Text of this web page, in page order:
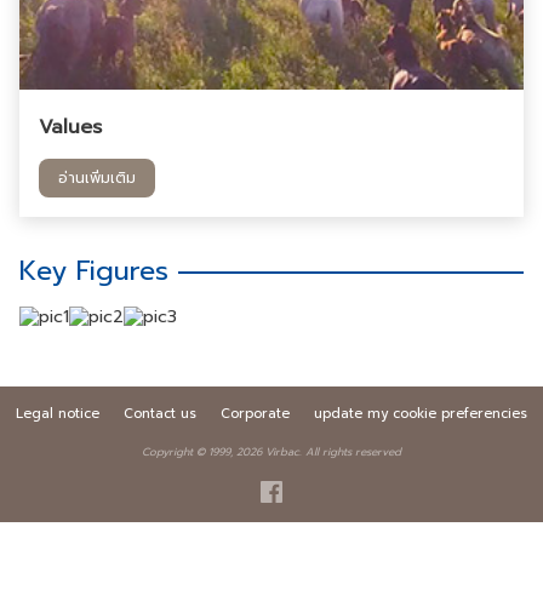
Values
อ่านเพิ่มเติม
Key Figures
Legal notice Contact us Corporate update my cookie preferencies
Copyright © 1999, 2026Virbac. All rights reserved